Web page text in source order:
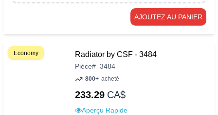
AJOUTEZ AU PANIER
Economy Radiator by CSF - 3484
Pièce# 3484
800+ acheté
233.29 CA$
Aperçu Rapide